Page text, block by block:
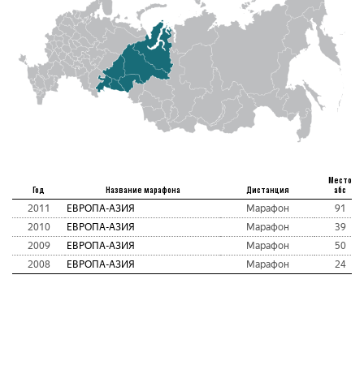
Год Название марафона Дистанция
Место
абс
2011 ЕВРОПА-АЗИЯ Марафон
91
2010
ЕВРОПА-АЗИЯ Марафон
39
2009
ЕВРОПА-АЗИЯ Марафон
50
2008
ЕВРОПА-АЗИЯ Марафон 24